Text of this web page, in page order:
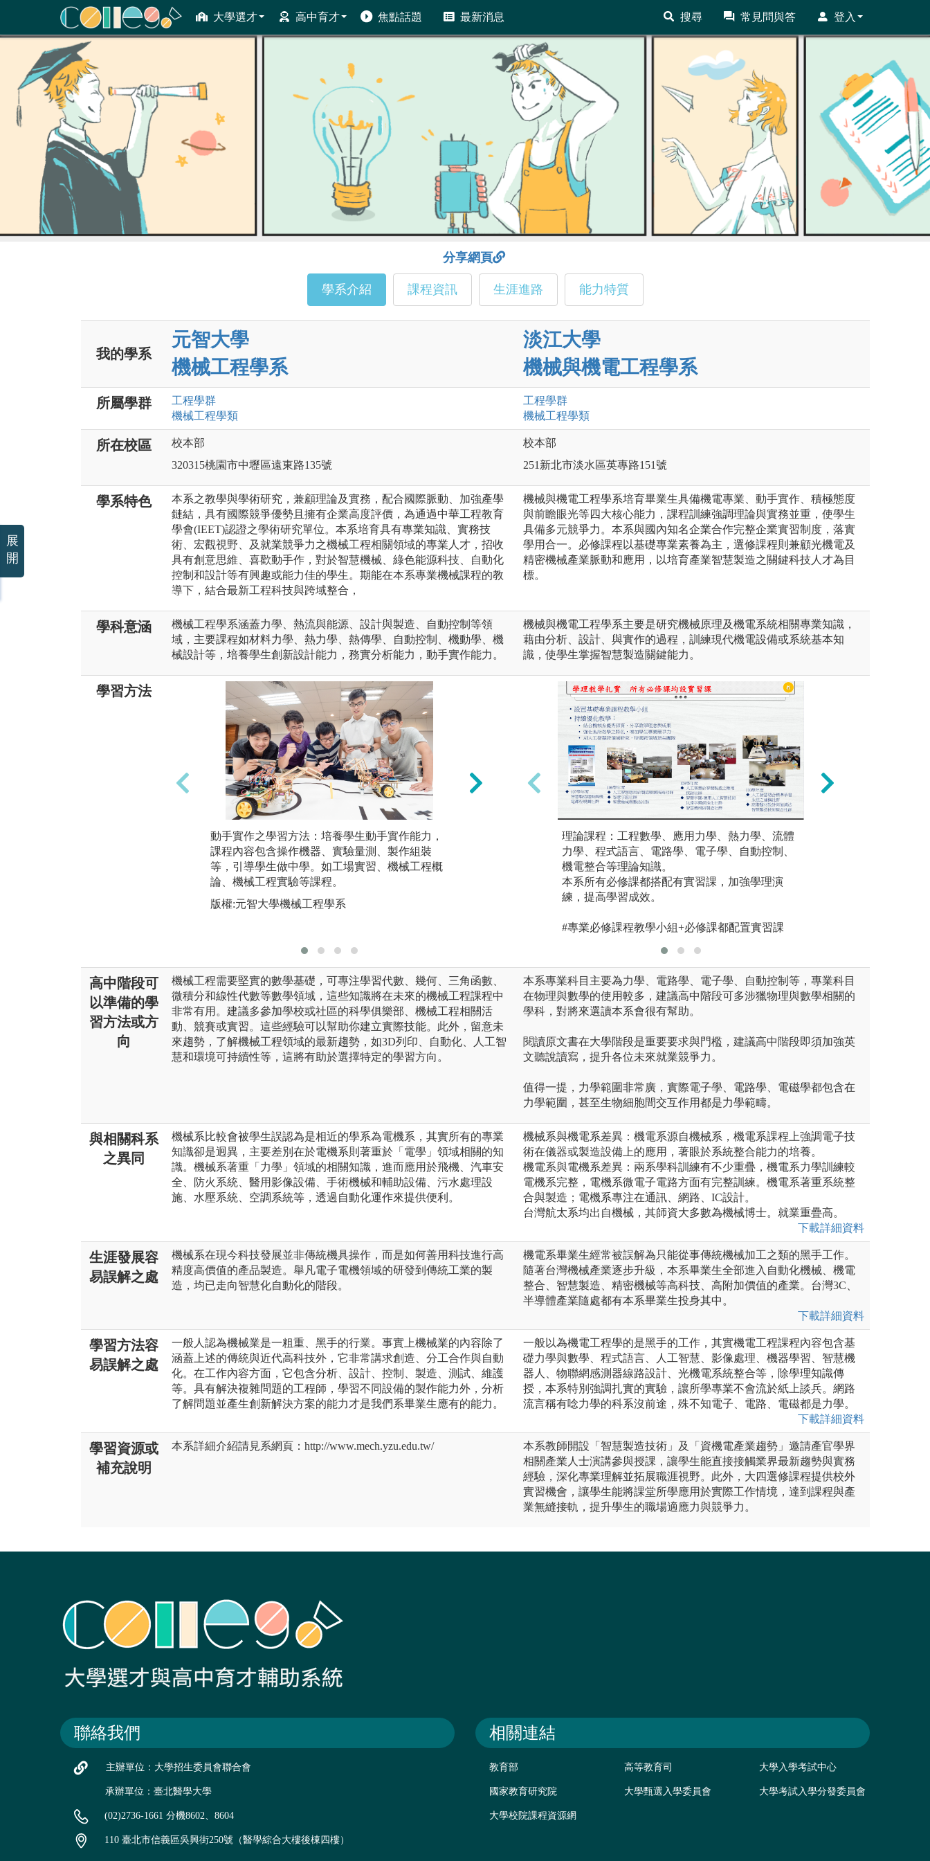
大學選才 高中育才 焦點話題 最新消息 搜尋 常見問與答 登入
ColleGo! 大學選才與高中育才輔助系統
分享網頁
學系介紹 課程資訊 生涯進路 能力特質
我的學系
元智大學
機械工程學系
淡江大學
機械與機電工程學系
所屬學群 工程學群
機械工程學類
工程學群
機械工程學類
所在校區
校本部
320315桃園市中壢區遠東路135號
校本部
251新北市淡水區英專路151號
學系特色
本系之教學與學術研究，兼顧理論及實務，配合國際脈動、加強產學
鏈結，具有國際競爭優勢且擁有企業高度評價，為通過中華工程教育
學會(IEET)認證之學術研究單位。本系培育具有專業知識、實務技
術、宏觀視野、及就業競爭力之機械工程相關領域的專業人才，招收
具有創意思維、喜歡動手作，對於智慧機械、綠色能源科技、自動化
控制和設計等有興趣或能力佳的學生。期能在本系專業機械課程的教
導下，結合最新工程科技與跨域整合，
機械與機電工程學系培育畢業生具備機電專業、動手實作、積極態度
與前瞻眼光等四大核心能力，課程訓練強調理論與實務並重，使學生
具備多元競爭力。本系與國內知名企業合作完整企業實習制度，落實
學用合一。必修課程以基礎專業素養為主，選修課程則兼顧光機電及
精密機械產業脈動和應用，以培育產業智慧製造之關鍵科技人才為目
標。
學科意涵
機械工程學系涵蓋力學、熱流與能源、設計與製造、自動控制等領
域，主要課程如材料力學、熱力學、熱傳學、自動控制、機動學、機
械設計等，培養學生創新設計能力，務實分析能力，動手實作能力。
機械與機電工程學系主要是研究機械原理及機電系統相關專業知識，
藉由分析、設計、與實作的過程，訓練現代機電設備或系統基本知
識，使學生掌握智慧製造關鍵能力。
學習方法
動手實作之學習方法：培養學生動手實作能力，
課程內容包含操作機器、實驗量測、製作組裝
等，引導學生做中學。如工場實習、機械工程概
論、機械工程實驗等課程。
版權:元智大學機械工程學系
實務導向之團隊合作學習：培養學生「創新實
作」與「智慧應用」的能力。學生瞭解基礎理論
應用後，透過作業演練與專題實作，導入數位轉
型思維，運用雲端協作及AI輔助分析，結合智慧
製造技術（如自動控制），提升跨領域整合與創
問題的能力。
理論課程：工程數學、應用力學、熱力學、流體
力學、程式語言、電路學、電子學、自動控制、
機電整合等理論知識。
本系所有必修課都搭配有實習課，加強學理演
練，提高學習成效。
#專業必修課程教學小組+必修課都配置實習課
高中階段可
以準備的學
習方法或方
向
機械工程需要堅實的數學基礎，可專注學習代數、幾何、三角函數、
微積分和線性代數等數學領域，這些知識將在未來的機械工程課程中
非常有用。建議多參加學校或社區的科學俱樂部、機械工程相關活
動、競賽或實習。這些經驗可以幫助你建立實際技能。此外，留意未
來趨勢，了解機械工程領域的最新趨勢，如3D列印、自動化、人工智
慧和環境可持續性等，這將有助於選擇特定的學習方向。
本系專業科目主要為力學、電路學、電子學、自動控制等，專業科目
在物理與數學的使用較多，建議高中階段可多涉獵物理與數學相關的
學科，對將來選讀本系會很有幫助。
閱讀原文書在大學階段是重要要求與門檻，建議高中階段即須加強英
文聽說讀寫，提升各位未來就業競爭力。
值得一提，力學範圍非常廣，實際電子學、電路學、電磁學都包含在
力學範圍，甚至生物細胞間交互作用都是力學範疇。
與相關科系
之異同
機械系比較會被學生誤認為是相近的學系為電機系，其實所有的專業
知識卻是迥異，主要差別在於電機系則著重於「電學」領域相關的知
識。機械系著重「力學」領域的相關知識，進而應用於飛機、汽車安
全、防火系統、醫用影像設備、手術機械和輔助設備、污水處理設
施、水壓系統、空調系統等，透過自動化運作來提供便利。
機械系與機電系差異：機電系源自機械系，機電系課程上強調電子技
術在儀器或製造設備上的應用，著眼於系統整合能力的培養。
機電系與電機系差異：兩系學科訓練有不少重疊，機電系力學訓練較
電機系完整，電機系微電子電路方面有完整訓練。機電系著重系統整
合與製造；電機系專注在通訊、網路、IC設計。
台灣航太系均出自機械，其師資大多數為機械博士。就業重疊高。
下載詳細資料
生涯發展容
易誤解之處
機械系在現今科技發展並非傳統機具操作，而是如何善用科技進行高
精度高價值的產品製造。舉凡電子電機領域的研發到傳統工業的製
造，均已走向智慧化自動化的階段。
機電系畢業生經常被誤解為只能從事傳統機械加工之類的黑手工作。
隨著台灣機械產業逐步升級，本系畢業生全部進入自動化機械、機電
整合、智慧製造、精密機械等高科技、高附加價值的產業。台灣3C、
半導體產業隨處都有本系畢業生投身其中。
下載詳細資料
學習方法容
易誤解之處
一般人認為機械業是一粗重、黑手的行業。事實上機械業的內容除了
涵蓋上述的傳統與近代高科技外，它非常講求創造、分工合作與自動
化。在工作內容方面，它包含分析、設計、控制、製造、測試、維護
等。具有解決複雜問題的工程師，學習不同設備的製作能力外，分析
了解問題並產生創新解決方案的能力才是我們系畢業生應有的能力。
一般以為機電工程學的是黑手的工作，其實機電工程課程內容包含基
礎力學與數學、程式語言、人工智慧、影像處理、機器學習、智慧機
器人、物聯網感測器線路設計、光機電系統整合等，除學理知識傳
授，本系特別強調扎實的實驗，讓所學專業不會流於紙上談兵。網路
流言稱有唸力學的科系沒前途，殊不知電子、電路、電磁都是力學。
下載詳細資料
學習資源或
補充說明
本系詳細介紹請見系網頁：http://www.mech.yzu.edu.tw/
本系教師開設「智慧製造技術」及「資機電產業趨勢」邀請產官學界
相關產業人士演講參與授課，讓學生能直接接觸業界最新趨勢與實務
經驗，深化專業理解並拓展職涯視野。此外，大四選修課程提供校外
實習機會，讓學生能將課堂所學應用於實際工作情境，達到課程與產
業無縫接軌，提升學生的職場適應力與競爭力。
聯絡我們
主辦單位：大學招生委員會聯合會
承辦單位：臺北醫學大學
(02)2736-1661 分機8602、8604
110 臺北市信義區吳興街250號（醫學綜合大樓後棟四樓）
相關連結
教育部 高等教育司 大學入學考試中心
國家教育研究院 大學甄選入學委員會 大學考試入學分發委員會
大學校院課程資源網
展
開